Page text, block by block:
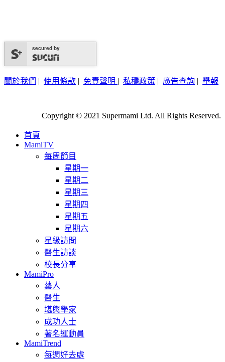
secured by
關於我們 | 使用條款 | 免責聲明 | 私穩政策 | 廣告查詢 | 舉報
Copyright © 2021 Supermami Ltd. All Rights Reserved.
首頁
MamiTV
每周節目
星期一
星期二
星期三
星期四
星期五
星期六
星級訪問
醫生訪談
校長分享
MamiPro
藝人
醫生
堪輿學家
成功人士
著名運動員
MamiTrend
每週好去處